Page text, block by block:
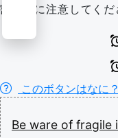
割れ物に注意してくだ
このボタンはなに？
Be ware of fragile